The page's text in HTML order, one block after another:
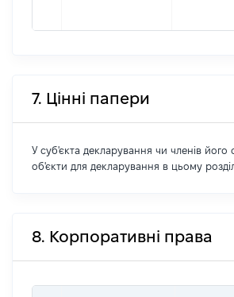
7. Цінні папери
У суб'єкта декларування чи членів його
об'єкти для декларування в цьому
8. Корпоративні права